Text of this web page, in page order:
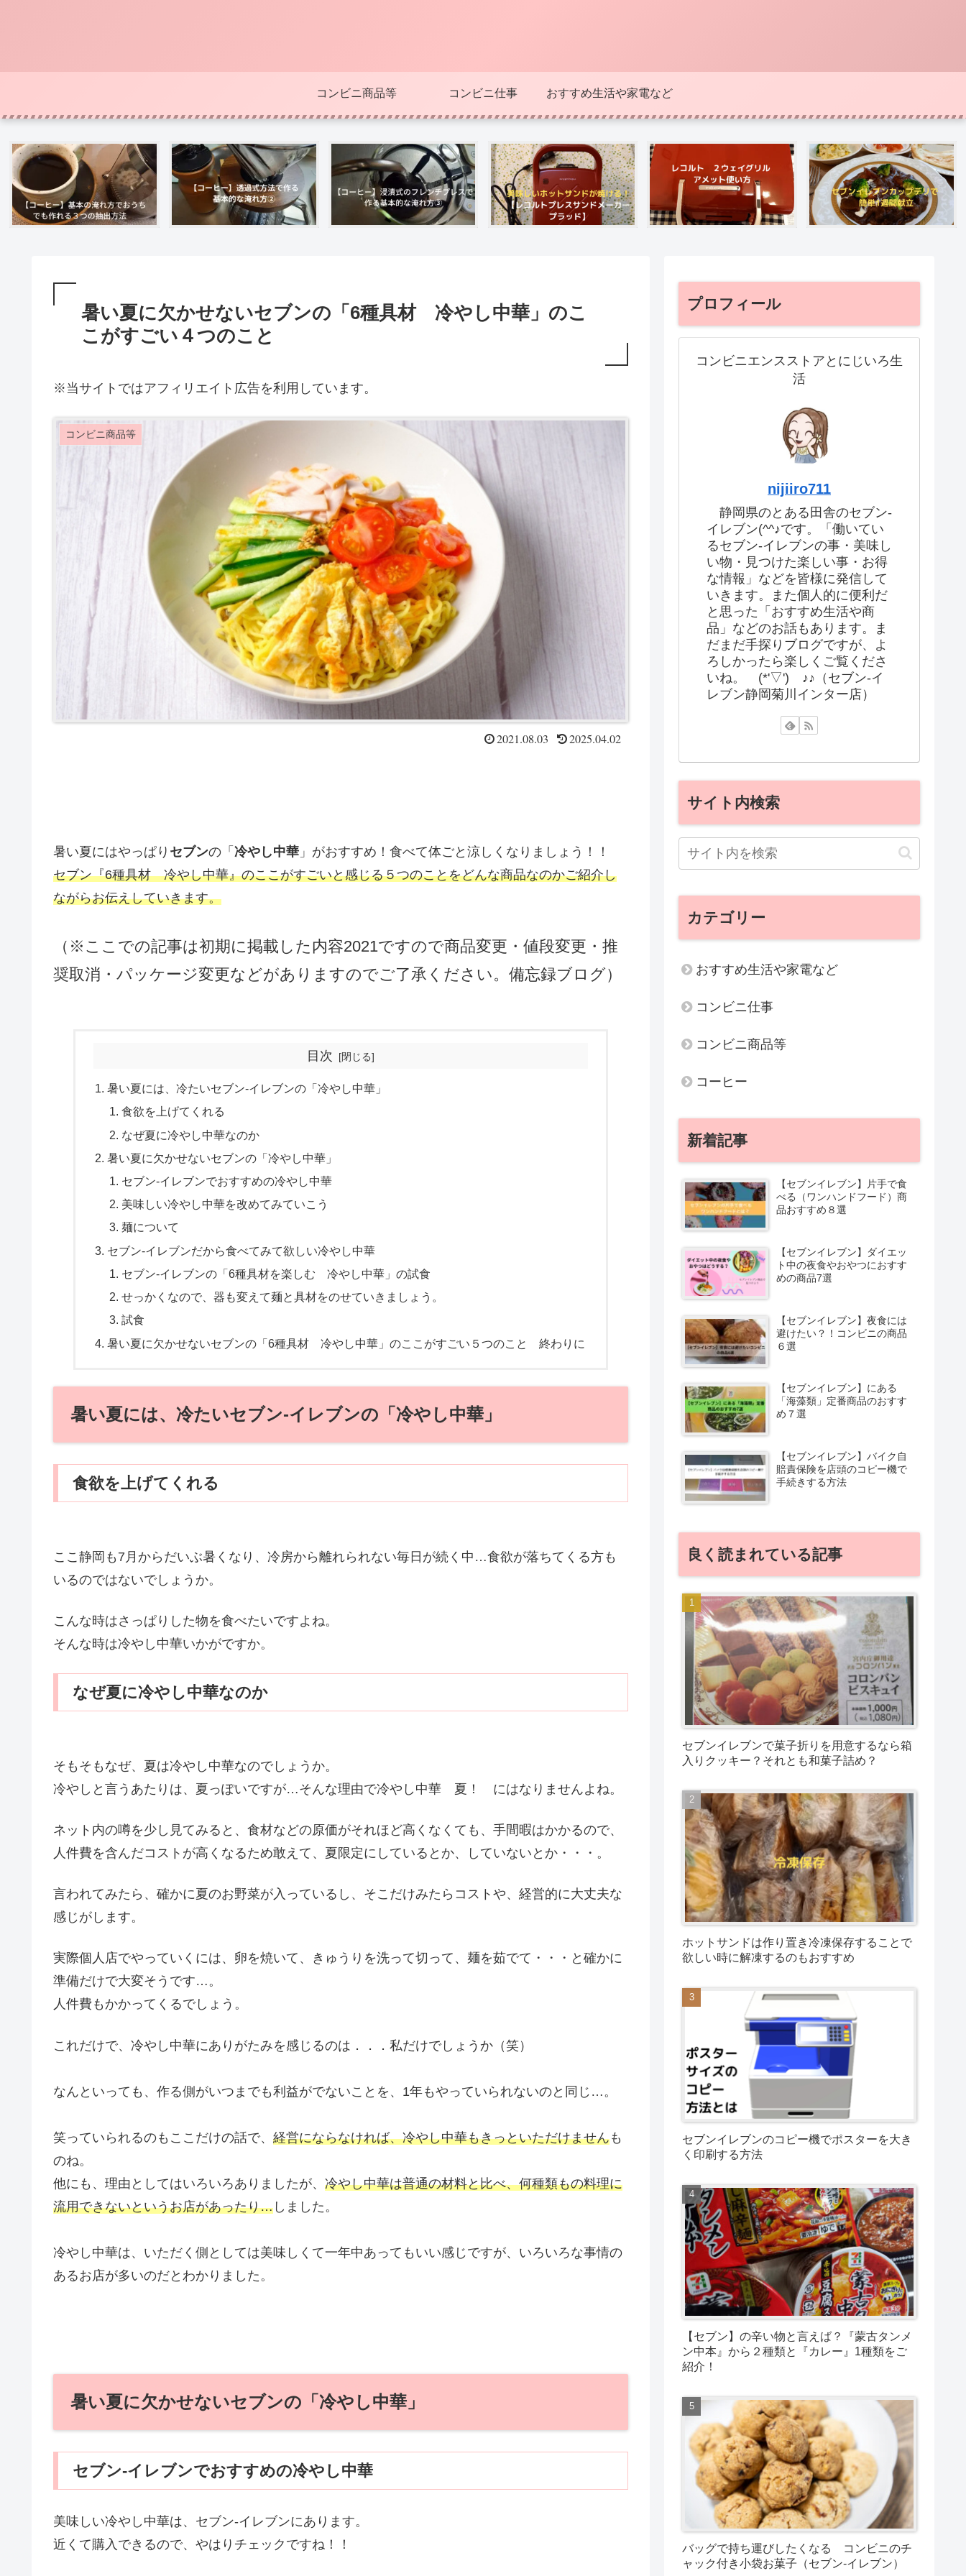
コンビニ商品等 コンビニ仕事 おすすめ生活や家電など
暑い夏に欠かせないセブンの「6種具材 冷やし中華」のこ
こがすごい４つのこと
※当サイトではアフィリエイト広告を利用しています。
コンビニ商品等
2021.08.03 2025.04.02
暑い夏にはやっぱり セブンの「 冷やし中華 」がおすすめ！食べて体ごと涼しくなりましょう！！
セブン『6種具材 冷やし中華』のここがすごいと感じる５つのことをどんな商品なのかご紹介し
ながらお伝えしていきます。
（※ここでの記事は初期に掲載した内容2021ですので商品変更・値段変更・推
奨取消・パッケージ変更などがありますのでご了承ください。備忘録ブログ）
目次
暑い夏には、冷たいセブン‐イレブンの「冷やし中華」
食欲を上げてくれる
なぜ夏に冷やし中華なのか
暑い夏に欠かせないセブンの「冷やし中華」
セブン‐イレブンでおすすめの冷やし中華
美味しい冷やし中華を改めてみていこう
麺について
セブン‐イレブンだから食べてみて欲しい冷やし中華
セブン‐イレブンの「6種具材を楽しむ 冷やし中華」の試食
せっかくなので、器も変えて麺と具材をのせていきましょう。
試食
暑い夏に欠かせないセブンの「6種具材 冷やし中華」のここがすごい５つのこと 終わりに
暑い夏には、冷たいセブン‐イレブンの「冷やし中華」
食欲を上げてくれる
ここ静岡も7月からだいぶ暑くなり、冷房から離れられない毎日が続く中…食欲が落ちてくる方も
いるのではないでしょうか。
こんな時はさっぱりした物を食べたいですよね。
そんな時は冷やし中華いかがですか。
なぜ夏に冷やし中華なのか
そもそもなぜ、夏は冷やし中華なのでしょうか。
冷やしと言うあたりは、夏っぽいですが…そんな理由で冷やし中華 夏！ にはなりませんよね。
ネット内の噂を少し見てみると、食材などの原価がそれほど高くなくても、手間暇はかかるので、
人件費を含んだコストが高くなるため敢えて、夏限定にしているとか、していないとか・・・。
言われてみたら、確かに夏のお野菜が入っているし、そこだけみたらコストや、経営的に大丈夫な
感じがします。
実際個人店でやっていくには、卵を焼いて、きゅうりを洗って切って、麺を茹でて・・・と確かに
準備だけで大変そうです…。
人件費もかかってくるでしょう。
これだけで、冷やし中華にありがたみを感じるのは．．．私だけでしょうか（笑）
なんといっても、作る側がいつまでも利益がでないことを、1年もやっていられないのと同じ…。
笑っていられるのもここだけの話で、 経営にならなければ、冷やし中華もきっといただけませんも
のね。
他にも、理由としてはいろいろありましたが、 冷やし中華は普通の材料と比べ、何種類もの料理に
流用できないというお店があったり… しました。
冷やし中華は、いただく側としては美味しくて一年中あってもいい感じですが、いろいろな事情の
あるお店が多いのだとわかりました。
暑い夏に欠かせないセブンの「冷やし中華」
セブン‐イレブンでおすすめの冷やし中華
美味しい冷やし中華は、セブン‐イレブンにあります。
近くて購入できるので、やはりチェックですね！！
プロフィール
コンビニエンスストアとにじいろ生
活
nijiiro711
静岡県のとある田舎のセブン-
イレブン(^^♪です。「働いてい
るセブン-イレブンの事・美味し
い物・見つけた楽しい事・お得
な情報」などを皆様に発信して
いきます。また個人的に便利だ
と思った「おすすめ生活や商
品」などのお話もあります。ま
だまだ手探りブログですが、よ
ろしかったら楽しくご覧くださ
いね。 (*'▽') ♪♪（セブン-イ
レブン静岡菊川インター店）
サイト内検索
カテゴリー
おすすめ生活や家電など
コンビニ仕事
コンビニ商品等
コーヒー
新着記事
【セブンイレブン】片手で食
べる（ワンハンドフード）商
品おすすめ８選
【セブンイレブン】ダイエッ
ト中の夜食やおやつにおすす
めの商品7選
【セブンイレブン】夜食には
避けたい？！コンビニの商品
６選
【セブンイレブン】にある
「海藻類」定番商品のおすす
め７選
【セブンイレブン】バイク自
賠責保険を店頭のコピー機で
手続きする方法
良く読まれている記事
セブンイレブンで菓子折りを用意するなら箱
入りクッキー？それとも和菓子詰め？
ホットサンドは作り置き冷凍保存することで
欲しい時に解凍するのもおすすめ
セブンイレブンのコピー機でポスターを大き
く印刷する方法
【セブン】の辛い物と言えば？『蒙古タンメ
ン中本』から２種類と『カレー』1種類をご
紹介！
バッグで持ち運びしたくなる コンビニのチ
ャック付き小袋お菓子（セブン-イレブン）